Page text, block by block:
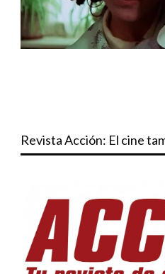
Revista Acción: El cine